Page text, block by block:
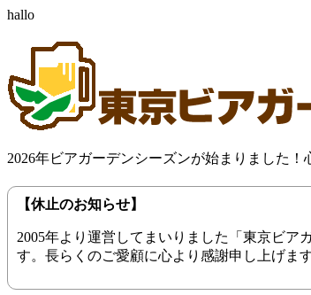
hallo
2026年ビアガーデンシーズンが始まりました
【休止のお知らせ】
2005年より運営してまいりました「東京ビ
す。長らくのご愛顧に心より感謝申し上げます